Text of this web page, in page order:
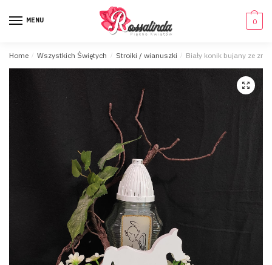
MENU 0
Home / Wszystkich Świętych / Stroiki / wianuszki / Biały konik bujany ze